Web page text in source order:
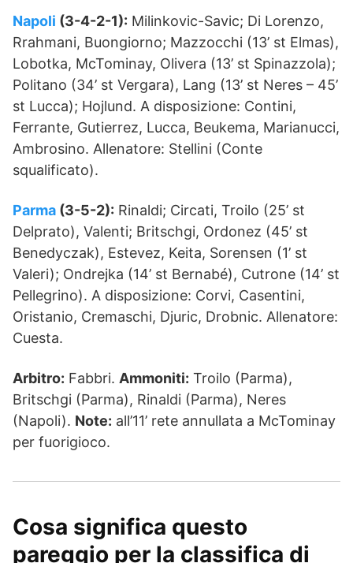
Napoli (3-4-2-1): Milinkovic-Savic; Di Lorenzo,
Rrahmani, Buongiorno; Mazzocchi (13’ st Elmas),
Lobotka, McTominay, Olivera (13’ st Spinazzola);
Politano (34’ st Vergara), Lang (13’ st Neres – 45’
st Lucca); Hojlund. A disposizione: Contini,
Ferrante, Gutierrez, Lucca, Beukema, Marianucci,
Ambrosino. Allenatore: Stellini (Conte
squalificato).
Parma (3-5-2): Rinaldi; Circati, Troilo (25’ st
Delprato), Valenti; Britschgi, Ordonez (45’ st
Benedyczak), Estevez, Keita, Sorensen (1’ st
Valeri); Ondrejka (14’ st Bernabé), Cutrone (14’ st
Pellegrino). A disposizione: Corvi, Casentini,
Oristanio, Cremaschi, Djuric, Drobnic. Allenatore:
Cuesta.
Arbitro: Fabbri. Ammoniti: Troilo (Parma),
Britschgi (Parma), Rinaldi (Parma), Neres
(Napoli). Note: all’11’ rete annullata a McTominay
per fuorigioco.
Cosa significa questo
pareggio per la classifica di